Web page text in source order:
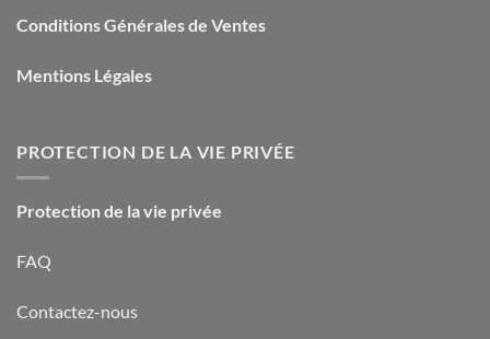
Conditions Générales de Ventes
Mentions Légales
PROTECTION DE LA VIE PRIVÉE
Protection de la vie privée
FAQ
Contactez-nous